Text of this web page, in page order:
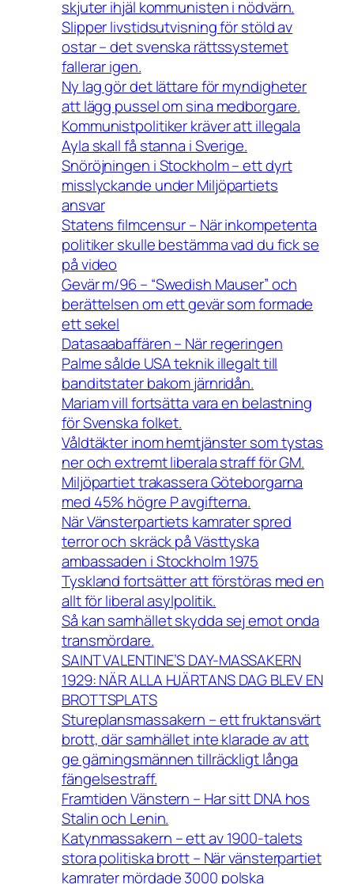
skjuter ihjäl kommunisten i nödvärn.
Slipper livstidsutvisning för stöld av
ostar – det svenska rättssystemet
fallerar igen.
Ny lag gör det lättare för myndigheter
att lägg pussel om sina medborgare.
Kommunistpolitiker kräver att illegala
Ayla skall få stanna i Sverige.
Snöröjningen i Stockholm – ett dyrt
misslyckande under Miljöpartiets
ansvar
Statens filmcensur – När inkompetenta
politiker skulle bestämma vad du fick se
på video
Gevär m/96 – “Swedish Mauser” och
berättelsen om ett gevär som formade
ett sekel
Datasaabaffären – När regeringen
Palme sålde USA teknik illegalt till
banditstater bakom järnridån.
Mariam vill fortsätta vara en belastning
för Svenska folket.
Våldtäkter inom hemtjänster som tystas
ner och extremt liberala straff för GM.
Miljöpartiet trakassera Göteborgarna
med 45% högre P avgifterna.
När Vänsterpartiets kamrater spred
terror och skräck på Västtyska
ambassaden i Stockholm 1975
Tyskland fortsätter att förstöras med en
allt för liberal asylpolitik.
Så kan samhället skydda sej emot onda
transmördare.
SAINT VALENTINE’S DAY-MASSAKERN
1929: NÄR ALLA HJÄRTANS DAG BLEV EN
BROTTSPLATS
Stureplansmassakern – ett fruktansvärt
brott, där samhället inte klarade av att
ge gärningsmännen tillräckligt långa
fängelsestraff.
Framtiden Vänstern – Har sitt DNA hos
Stalin och Lenin.
Katynmassakern – ett av 1900-talets
stora politiska brott – När vänsterpartiet
kamrater mördade 3000 polska